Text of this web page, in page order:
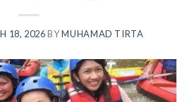
18, 2026 BYMUHAMAD TIRTA